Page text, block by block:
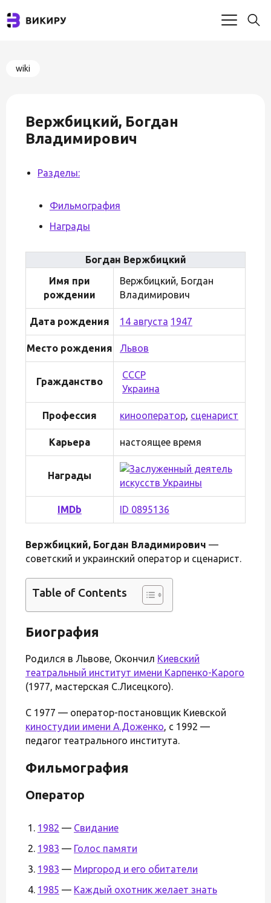
wiki
Вержбицкий, Богдан
Владимирович
Разделы:
Фильмография
Награды
Богдан Вержбицкий
Имя при
рождении
Вержбицкий, Богдан
Владимирович
Дата рождения 14 августа 1947
Место рождения Львов
Гражданство
СССР
Украина
Профессия кинооператор, сценарист
Карьера настоящее время
Награды
IMDb ID 0895136
Вержбицкий, Богдан Владимирович —
советский и украинский оператор и сценарист.
Table of Contents
Биография
Родился в Львове, Окончил Киевский
театральный институт имени Карпенко-Карого
(1977, мастерская С.Лисецкого).
С 1977 — оператор-постановщик Киевской
киностудии имени А.Доженко, с 1992 —
педагог театрального института.
Фильмография
Оператор
1982 — Свидание
1983 — Голос памяти
1983 — Миргород и его обитатели
1985 — Каждый охотник желает знать